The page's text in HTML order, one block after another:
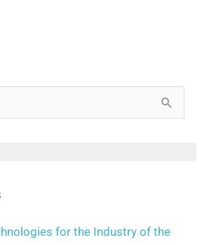
for the Industry of the